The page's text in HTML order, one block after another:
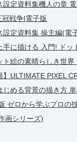
設定資料集機人の章
戦争I電子版
設定資料集 操主編(電
手に描ける 入門! ドッ
ト絵の素晴らしき世界
】ULTIMATE PIXEL
じめる背景の描き方
ゼロから学ぶプロの
画シリーズ)